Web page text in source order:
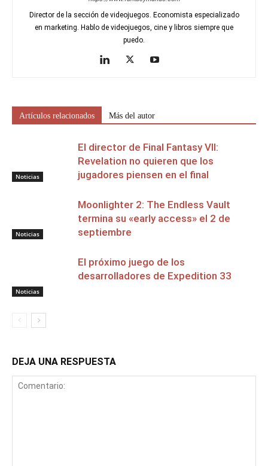
Director de la sección de videojuegos. Economista especializado
en marketing. Hablo de videojuegos, cine y libros siempre que
puedo.
Artículos relacionados Más del autor
Noticias
El director de Final Fantasy VII:
Revelation no quieren que los
jugadores piensen en el final
Noticias
Moonlighter 2: The Endless Vault
termina su «early access» el 2 de
septiembre
Noticias
El próximo juego de los
desarrolladores de Expedition 33
DEJA UNA RESPUESTA